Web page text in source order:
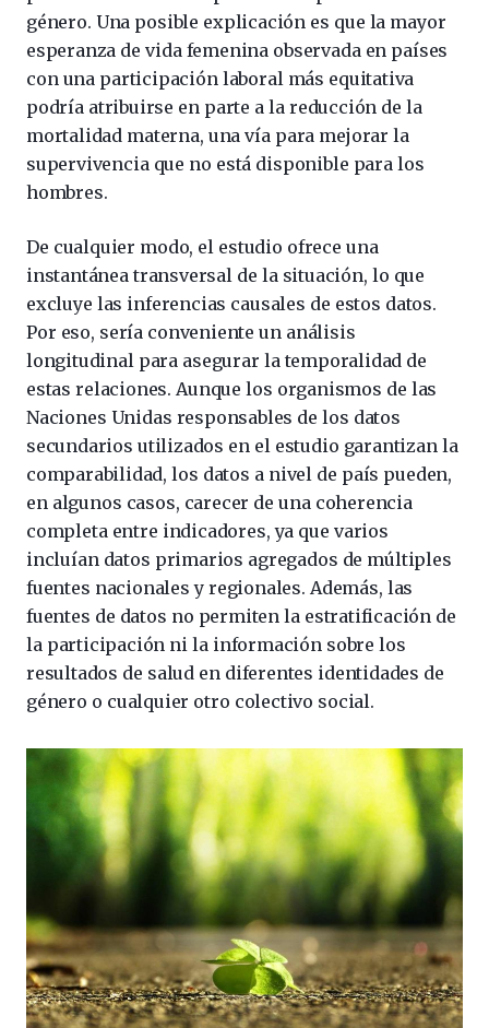
género. Una posible explicación es que la mayor
esperanza de vida femenina observada en países
con una participación laboral más equitativa
podría atribuirse en parte a la reducción de la
mortalidad materna, una vía para mejorar la
supervivencia que no está disponible para los
hombres.
De cualquier modo, el estudio ofrece una
instantánea transversal de la situación, lo que
excluye las inferencias causales de estos datos.
Por eso, sería conveniente un análisis
longitudinal para asegurar la temporalidad de
estas relaciones. Aunque los organismos de las
Naciones Unidas responsables de los datos
secundarios utilizados en el estudio garantizan la
comparabilidad, los datos a nivel de país pueden,
en algunos casos, carecer de una coherencia
completa entre indicadores, ya que varios
incluían datos primarios agregados de múltiples
fuentes nacionales y regionales. Además, las
fuentes de datos no permiten la estratificación de
la participación ni la información sobre los
resultados de salud en diferentes identidades de
género o cualquier otro colectivo social.